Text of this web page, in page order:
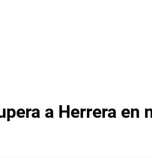
a Herrera en